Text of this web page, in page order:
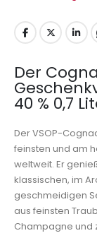
Der
40 % 0,7
Der VSOP-
feinsten und am
weltweit. Er
klassischen, im
geschmeidigen
aus feinsten
Champagne und